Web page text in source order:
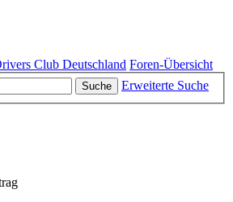
Club Deutschland Foren-Übersicht
Suche
Erweiterte Suche